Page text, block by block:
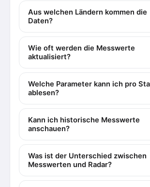
Aus welchen Ländern kommen die
Daten?
Wie oft werden die Messwerte
aktualisiert?
Welche Parameter kann ich pro
ablesen?
Kann ich historische Messwerte
anschauen?
Was ist der Unterschied zwischen
Messwerten und Radar?